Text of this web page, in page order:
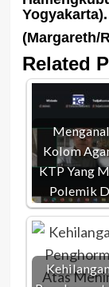
Yogyakarta).
(Margareth/
Related
Kolom
KTP Yang
Polemik